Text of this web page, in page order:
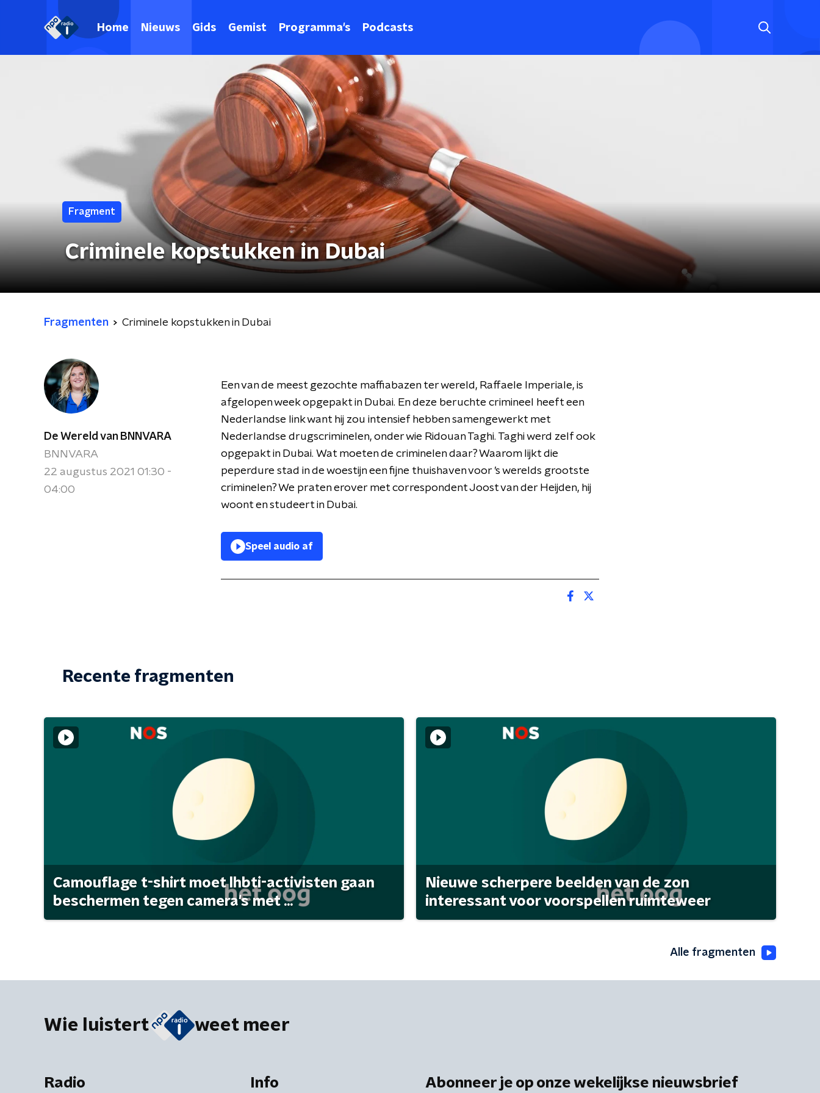
Home Nieuws Gids Gemist Programma's Podcasts
Fragment
Criminele kopstukken in Dubai
Fragmenten Criminele kopstukken in Dubai
De Wereld van BNNVARA
BNNVARA
22 augustus 2021 01:30 -
04:00
Een van de meest gezochte maffiabazen ter wereld, Raffaele Imperiale, is
afgelopen week opgepakt in Dubai. En deze beruchte crimineel heeft een
Nederlandse link want hij zou intensief hebben samengewerkt met
Nederlandse drugscriminelen, onder wie Ridouan Taghi. Taghi werd zelf ook
opgepakt in Dubai. Wat moeten de criminelen daar? Waarom lijkt die
peperdure stad in de woestijn een fijne thuishaven voor ’s werelds grootste
criminelen? We praten erover met correspondent Joost van der Heijden, hij
woont en studeert in Dubai.
Speel audio af
Recente fragmenten
Camouflage t-shirt moet lhbti-activisten gaan
beschermen tegen camera's met ...
Nieuwe scherpere beelden van de zon
interessant voor voorspellen ruimteweer
Alle fragmenten
Wie luistert weet meer
Radio Info Abonneer je op onze wekelijkse nieuwsbrief